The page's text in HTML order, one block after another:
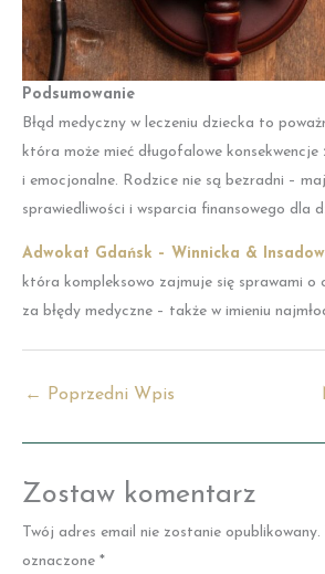
Podsumowanie
Błąd medyczny w leczeniu dziecka to
która może mieć długofalowe
i emocjonalne. Rodzice nie są bezradni –
sprawiedliwości i wsparcia finansowego dla
Adwokat Gdańsk – Winnicka &
która kompleksowo zajmuje się sprawami o
za błędy medyczne – także w imieniu
← Poprzedni Wpis
Zostaw komentarz
Twój adres email nie zostanie opublikowany.
oznaczone *